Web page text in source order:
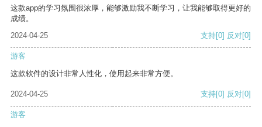
这款app的学习氛围很浓厚，能够激励我不断学习，让我能够取得更好的
成绩。
2024-04-25
支持[0] 反对[0]
游客
这款软件的设计非常人性化，使用起来非常方便。
2024-04-25 支持[0] 反对[0]
游客